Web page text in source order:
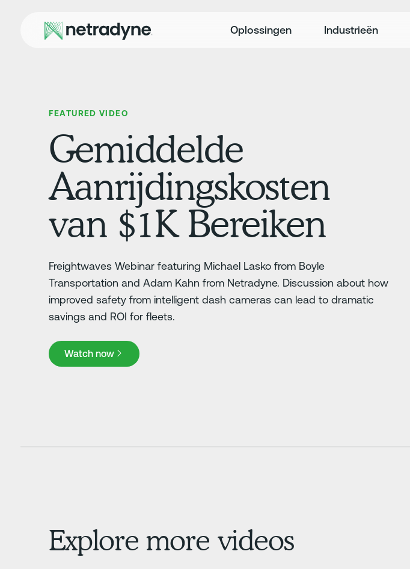
Oplossingen Industrieën
FEATURED VIDEO
Gemiddelde
Aanrijdingskosten
van $1K Bereiken
Freightwaves Webinar featuring Michael Lasko from Boyle
Transportation and Adam Kahn from Netradyne. Discussion about how
improved safety from intelligent dash cameras can lead to dramatic
savings and ROI for fleets.
Watch now
Watch now
Explore more videos